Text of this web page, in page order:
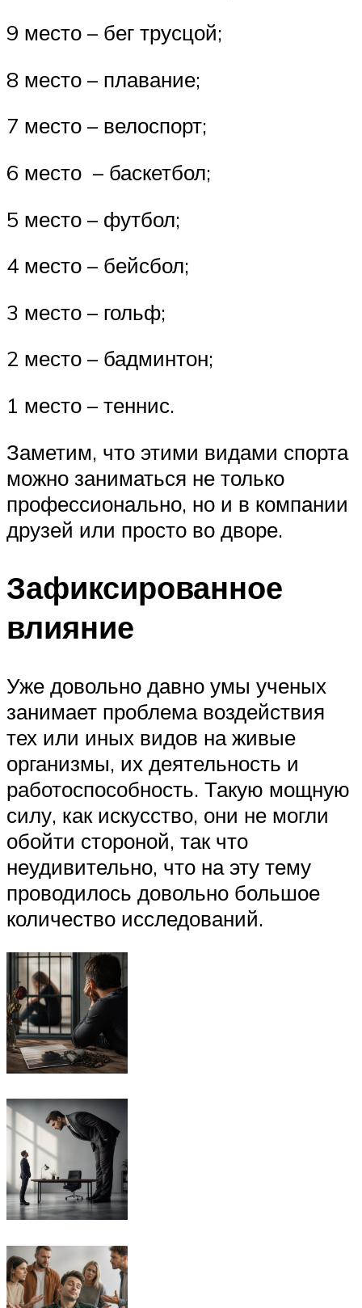
9 место – бег трусцой;
8 место – плавание;
7 место – велоспорт;
6 место – баскетбол;
5 место – футбол;
4 место – бейсбол;
3 место – гольф;
2 место – бадминтон;
1 место – теннис.
Заметим, что этими видами спорта
можно заниматься не только
профессионально, но и в компании
друзей или просто во дворе.
Зафиксированное
влияние
Уже довольно давно умы ученых
занимает проблема воздействия
тех или иных видов на живые
организмы, их деятельность и
работоспособность. Такую мощную
силу, как искусство, они не могли
обойти стороной, так что
неудивительно, что на эту тему
проводилось довольно большое
количество исследований.